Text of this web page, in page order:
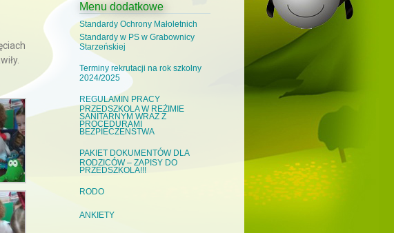
Menu dodatkowe
Standardy Ochrony Małoletnich
Standardy w PS w Grabownicy
Starzeńskiej
Terminy rekrutacji na rok szkolny
2024/2025
REGULAMIN PRACY
PRZEDSZKOLA W REŻIMIE
SANITARNYM WRAZ Z
PROCEDURAMI
BEZPIECZEŃSTWA
PAKIET DOKUMENTÓW DLA
RODZICÓW – ZAPISY DO
PRZEDSZKOLA!!!
RODO
ANKIETY